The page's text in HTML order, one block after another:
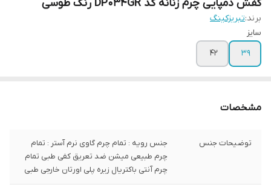
کفش دمپایی چرم زنانه کد DP034GR رنگ طوسی
برند:تبریزکینگ
سایز
39
۴۲
مشخصات
توضیحات جنس
جنس رویه : تمام چرم گاوی نرم آستر : تمام
چرم طبیعی میشن ضد تعریق کفی طبی تمام
چرم آنتی باکتریال زیره پلی اورتان خارجی طبی